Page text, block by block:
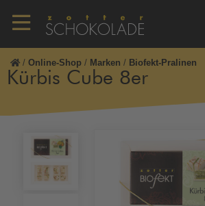
/ Online-Shop / Marken / Biofekt-Pralinen
Kürbis Cube 8er